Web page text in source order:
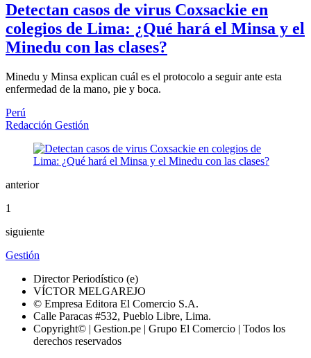
Detectan casos de virus Coxsackie en
colegios de Lima: ¿Qué hará el Minsa y el
Minedu con las clases?
Minedu y Minsa explican cuál es el protocolo a seguir ante esta
enfermedad de la mano, pie y boca.
Perú
Redacción Gestión
anterior
1
siguiente
Gestión
Director Periodístico (e)
VÍCTOR MELGAREJO
© Empresa Editora El Comercio S.A.
Calle Paracas #532, Pueblo Libre, Lima.
Copyright© | Gestion.pe | Grupo El Comercio | Todos los
derechos reservados